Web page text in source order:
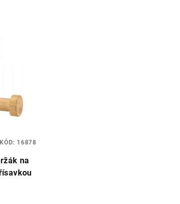
na
KÓD: 16878